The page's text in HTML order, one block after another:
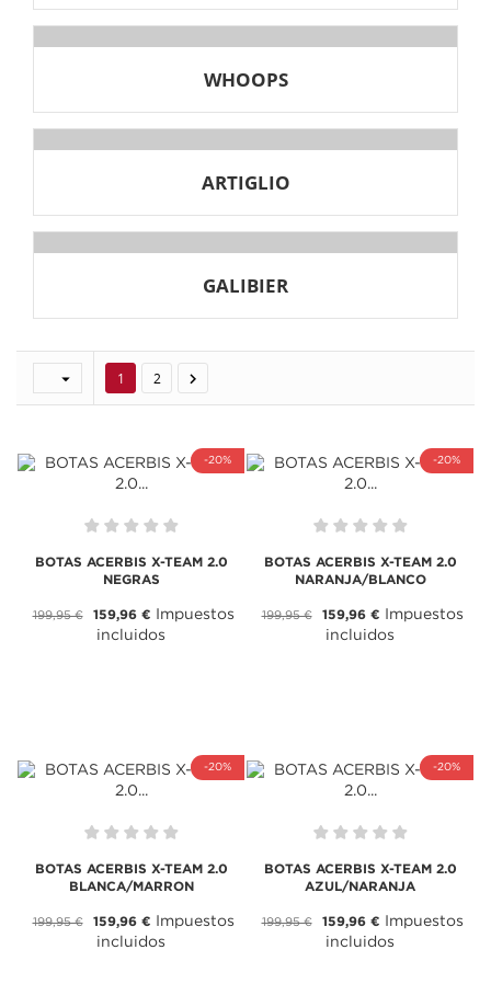
WHOOPS
ARTIGLIO
GALIBIER
 1 2 
-20%
BOTAS ACERBIS X-TEAM 2.0
NEGRAS
199,95 € 159,96 € Impuestos
incluidos
-20%
BOTAS ACERBIS X-TEAM 2.0
NARANJA/BLANCO
199,95 € 159,96 € Impuestos
incluidos
-20%
BOTAS ACERBIS X-TEAM 2.0
BLANCA/MARRON
199,95 € 159,96 € Impuestos
incluidos
-20%
BOTAS ACERBIS X-TEAM 2.0
AZUL/NARANJA
199,95 € 159,96 € Impuestos
incluidos